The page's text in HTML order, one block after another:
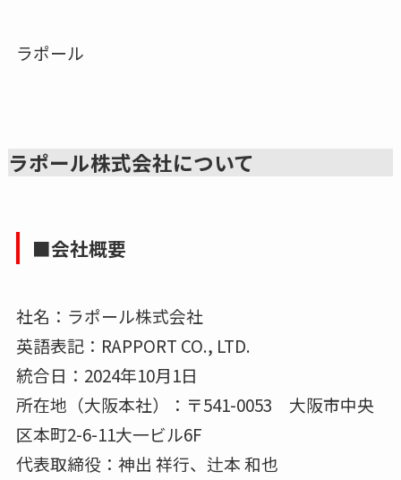
ラポール
ラポール株式会社について
■会社概要
社名：ラポール株式会社
英語表記：RAPPORT CO., LTD.
統合日：2024年10月1日
所在地（大阪本社）：〒541-0053 大阪市中央
区本町2-6-11大一ビル6F
代表取締役：神出 祥行、辻本 和也